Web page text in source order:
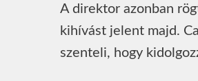
A direktor azonban
kihívást jelent majd.
szenteli, hogy